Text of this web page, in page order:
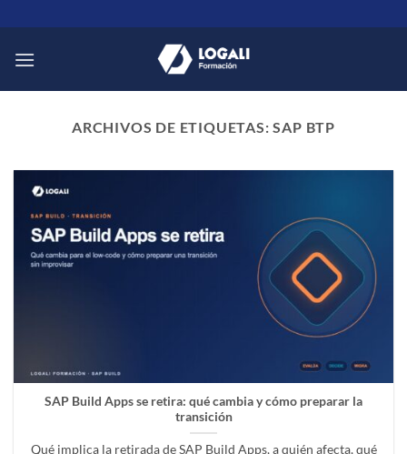
al
contenido
ARCHIVOS DE ETIQUETAS:SAP BTP
SAP Build Apps se retira: qué cambia y cómo preparar la
transición
Qué implica la retirada de SAP Build Apps, a quién afecta, qué